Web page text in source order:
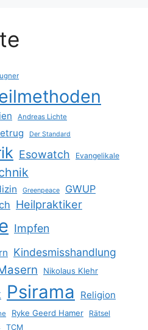
Andreas Lichte
Der Standard
Esowatch Evangelikale
Greenpeace GWUP
Heilpraktiker
Impfen
Kindesmisshandlung
Nikolaus Klehr
Psirama Religion
Ryke Geerd Hamer Rätsel
TCM